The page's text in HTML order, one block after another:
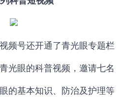
频号还开通了青光眼专题栏
光眼的科普视频，邀请七名
的基本知识、防治及护理等